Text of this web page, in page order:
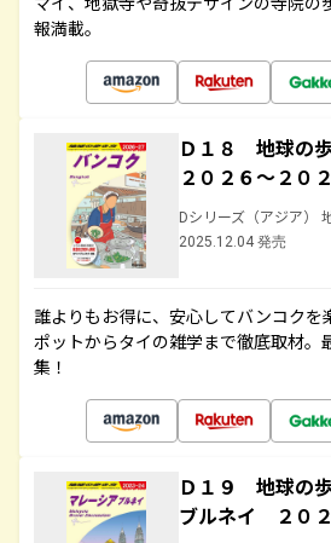
報満載。
Ｄ１８ 地球の
２０２６～２０
Dシリーズ（アジア）
2025.12.04 発売
誰よりもお得に、安心してバンコクを
ポットからタイの雑学まで徹底取材。
集！
Ｄ１９ 地球の
ブルネイ ２０